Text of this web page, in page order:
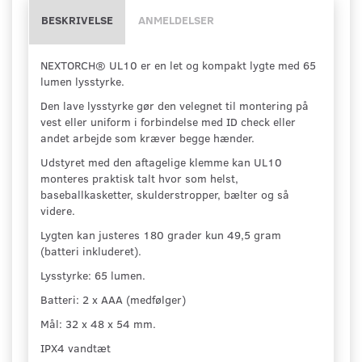
BESKRIVELSE ANMELDELSER
NEXTORCH® UL10 er en let og kompakt lygte med 65
lumen lysstyrke.
Den lave lysstyrke gør den velegnet til montering på
vest eller uniform i forbindelse med ID check eller
andet arbejde som kræver begge hænder.
Udstyret med den aftagelige klemme kan UL10
monteres praktisk talt hvor som helst,
baseballkasketter, skulderstropper, bælter og så
videre.
Lygten kan justeres 180 grader kun 49,5 gram
(batteri inkluderet).
Lysstyrke: 65 lumen.
Batteri: 2 x AAA (medfølger)
Mål: 32 x 48 x 54 mm.
IPX4 vandtæt